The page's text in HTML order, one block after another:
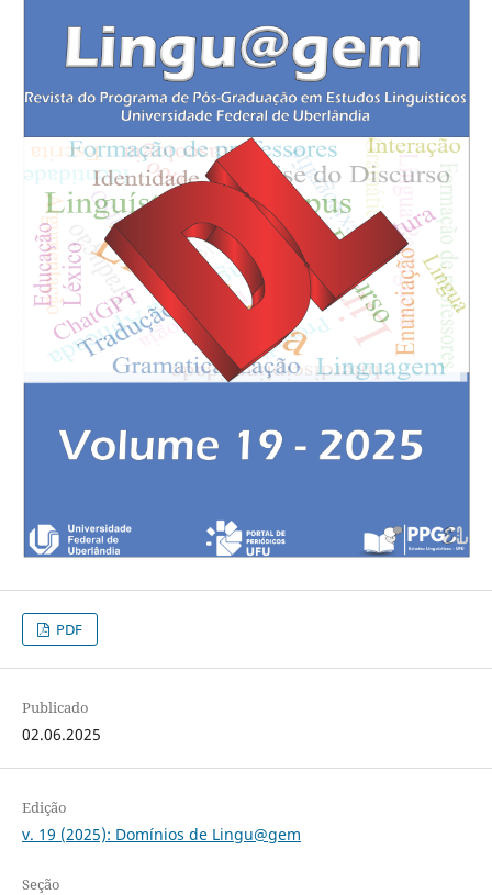
PDF
Publicado
02.06.2025
Edição
v. 19 (2025): Domínios de Lingu@gem
Seção